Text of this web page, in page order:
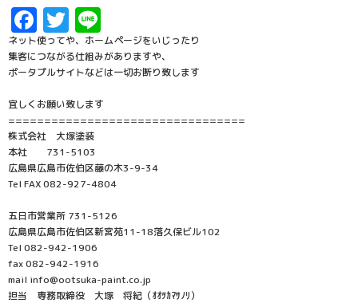
Facebook
Twitter
ネット使ってや、ホームページをいじったり
集客につながる仕組みがありますや、
ポータプルサイトなどは一切お断り致します
宜しくお願い致します
=================================
株式会社 大塚塗装
本社 731-5103
広島県広島市佐伯区藤の木3-9-34
Tel FAX 082-927-4804
五日市営業所 731-5126
広島県広島市佐伯区新宮苑11-18落久保ビル102
Tel 082-942-1906
fax 082-942-1916
mail info@ootsuka-paint.co.jp
担当 専務取締役 大塚 将紀（ｵｵﾂｶﾏｻﾉﾘ）